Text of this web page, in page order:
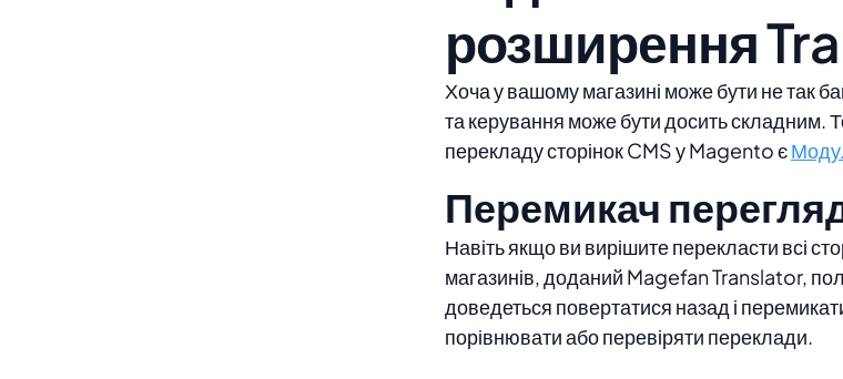
розширення
Хоча у вашому магазині може бути не так
та керування може бути досить складним.
перекладу сторінок CMS у Magento є
Перемикач
Навіть якщо ви вирішите перекласти всі
магазинів, доданий Magefan Translator,
доведеться повертатися назад і
порівнювати або перевіряти переклади.